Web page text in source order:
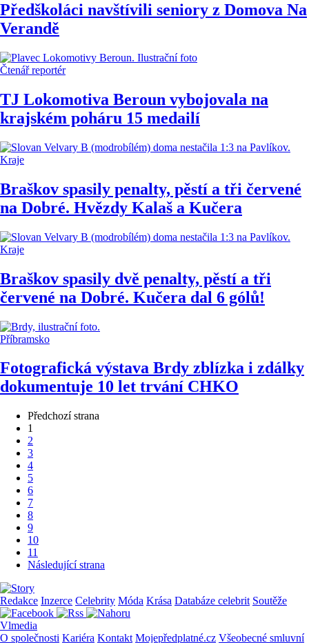
Předškoláci navštívili seniory z Domova Na
Verandě
Čtenář reportér
TJ Lokomotiva Beroun vybojovala na
krajském poháru 15 medailí
Kraje
Braškov spasily penalty, pěstí a tři červené
na Dobré. Hvězdy Kalaš a Kučera
Kraje
Braškov spasily dvě penalty, pěstí a tři
červené na Dobré. Kučera dal 6 gólů!
Příbramsko
Fotografická výstava Brdy zblízka i zdálky
dokumentuje 10 let trvání CHKO
Předchozí strana
1
2
3
4
5
6
7
8
9
10
11
Následující strana
Redakce Inzerce Celebrity Móda Krása Databáze celebrit Soutěže
Vlmedia
O společnosti Kariéra Kontakt Mojepředplatné.cz Všeobecné smluvní